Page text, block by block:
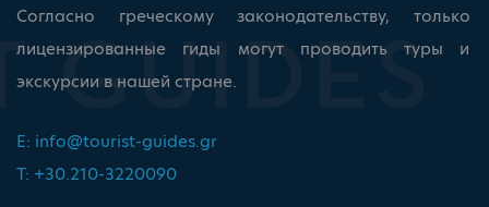
Согласно греческому законодательству, только
лицензированные гиды могут проводить туры и
экскурсии в нашей стране.
E: info@tourist-guides.gr
T: +30.210-3220090